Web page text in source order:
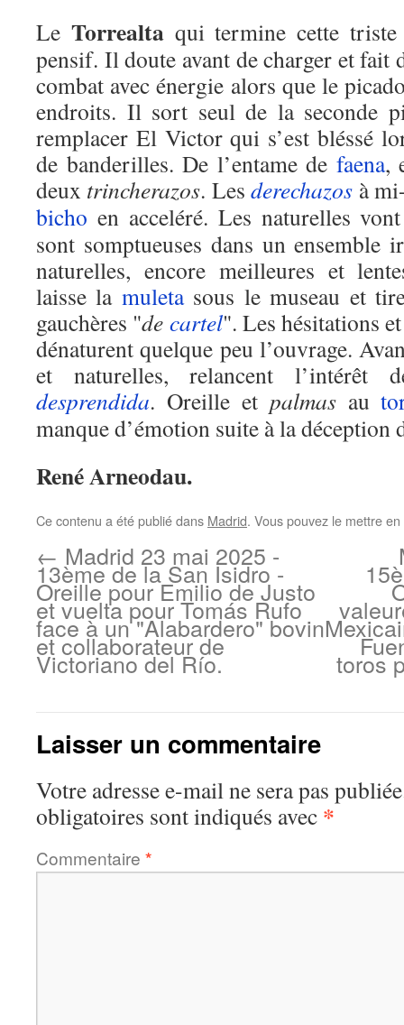
Le Torrealtaqui termine cette
pensif. Il doute avant de charger et
combat avec énergie alors que le
endroits. Il sort seul de la seconde
remplacer El Victor qui s’est bléssé
de banderilles. De l’entame de faena,
deux trincherazos. Lesderechazos à
bicho en acceléré. Les naturelles
sont somptueuses dans un ensemble
naturelles, encore meilleures et
laisse la muletasous le museau et
gauchères "de cartel". Les hésitations
dénaturent quelque peu l’ouvrage.
et naturelles, relancent l’intérêt
desprendida. Oreille et palmasau
manque d’émotion suite à la déception
René Arneodau.
Ce contenu a été publié dans Madrid. Vous pouvez le mettre
← Madrid 23 mai 2025 -
13ème de la San Isidro -
Oreille pour Emilio de Justo
et vuelta pour Tomás Rufo
face à un "Alabardero" bovin
et collaborateur de
Victoriano del Río. toros
Laisser un commentaire
Votre adresse e-mail ne sera pas
obligatoires sont indiqués avec *
Commentaire *